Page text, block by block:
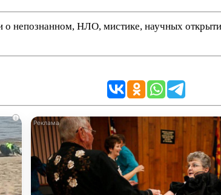
о непознанном, НЛО, мистике, научных
i